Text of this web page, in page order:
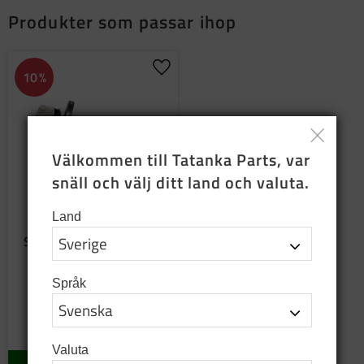
Produkter som passar ihop
Skruvsats till trälister
Komplett sats till trälister
18SEK
20SEK
10% Lägg till i favoriter
Välkommen till Tatanka Parts, var
snäll och välj ditt land och valuta.
Land
Språk
Valuta